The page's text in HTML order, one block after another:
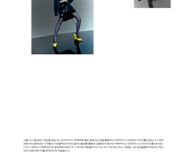
겨울 도시 풍경에서 영감을 받은 ‘오니츠카타이거’ 2024 FW 옐로 컬렉션은 빛을 활용하여 도회적이고 미래적인 이미지를 선보입니다. 배우
전종서와 함께 만든 이 작품은 이번 컬렉션의 메인 컬러인 옐로를 활용한 강렬한 라이팅으로 역동적이고 진취적인 도시의 이미지를 담아냅니
다. 도시 밖에서 시작해 빛으로 형상화된 미래의 도시 속으로 여행을 떠나고 다시 도시 밖으로 나오는 과정을 그린 영상을 통해 세련되고 혁신
적인 브랜드 메시지를 효과적으로 전달합니다.